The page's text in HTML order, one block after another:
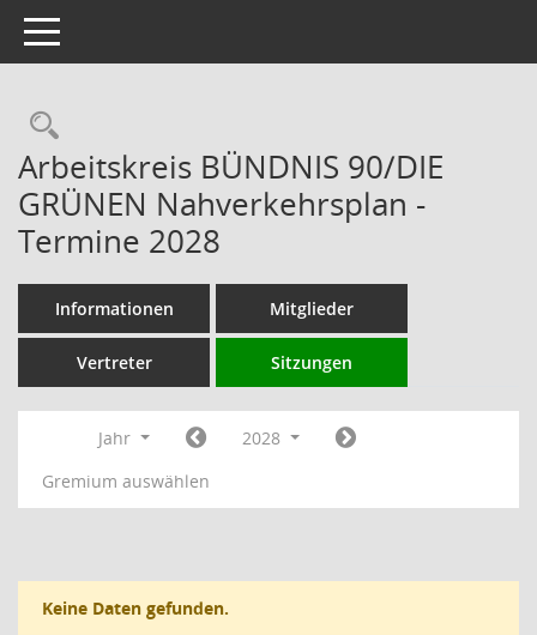
Toggle navigation
Rechercheauswahl
Arbeitskreis BÜNDNIS 90/DIE
GRÜNEN Nahverkehrsplan -
Termine 2028
Informationen Mitglieder
Vertreter Sitzungen
Jahr
2028
Gremium auswählen
Keine Daten gefunden.